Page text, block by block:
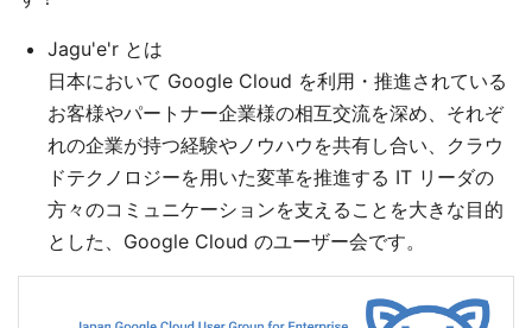
Jagu'e'r とは
日本において Google Cloud を利用・推進されている
お客様やパートナー企業様の相互交流を深め、それぞ
れの企業が持つ経験やノウハウを共有し合い、クラウ
ドテクノロジーを用いた変革を推進する IT リーダの
方々のコミュニケーションを支えることを大きな目的
とした、Google Cloud のユーザー会です。